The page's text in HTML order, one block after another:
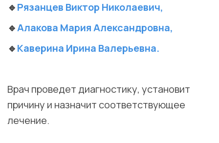
🔹Рязанцев Виктор Николаевич,
🔹Алакова Мария Александровна,
🔹Каверина Ирина Валерьевна.
Врач проведет диагностику, установит
причину и назначит соответствующее
лечение.